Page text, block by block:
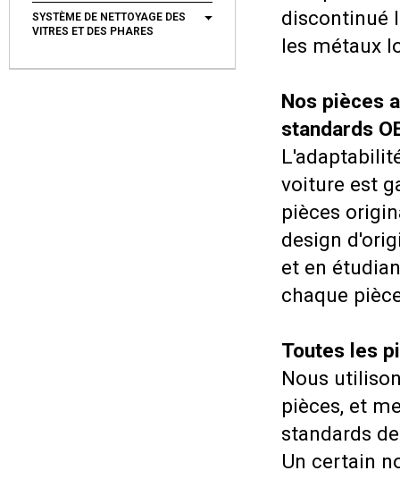
SYSTÈME DE NETTOYAGE DES
VITRES ET DES PHARES
discontinué
les métaux
Nos pièces
standards
voiture est
pièces
design
et en
chaque
Toutes les
Nous
pièces, et
standards
Un certain